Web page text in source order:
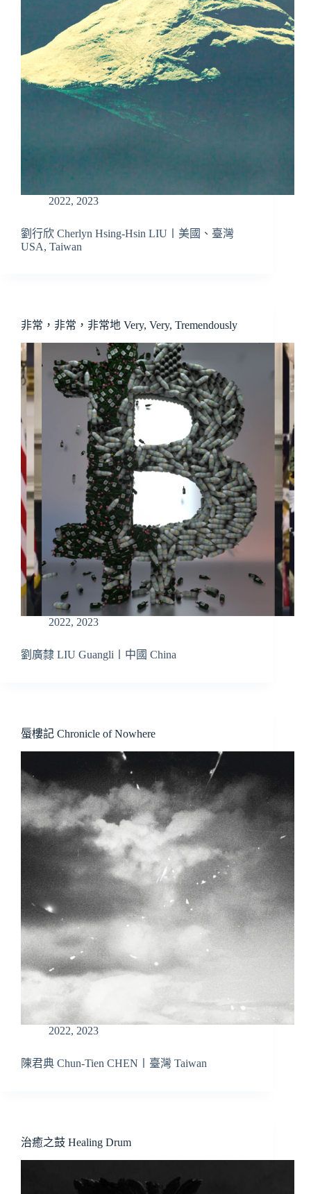
2022, 2023
劉行欣 Cherlyn Hsing-Hsin LIU〡美國、臺灣
USA, Taiwan
非常，非常，非常地 Very, Very, Tremendously
2022, 2023
劉廣隸 LIU Guangli〡中國 China
蜃樓記 Chronicle of Nowhere
2022, 2023
陳君典 Chun-Tien CHEN〡臺灣 Taiwan
治癒之鼓 Healing Drum